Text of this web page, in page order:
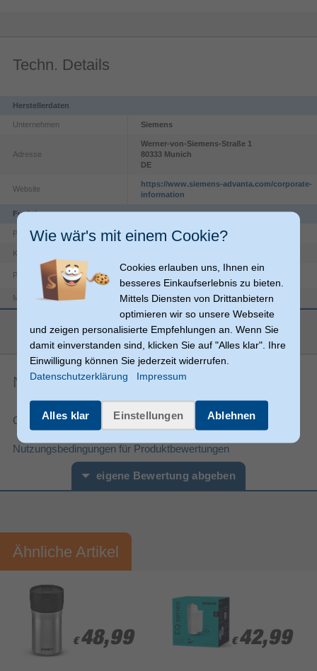
Techn. Details
Herstellerdaten
Unternehmen Siemens
Adresse
Werner-von-Siemens-Straße 1
80333 Munich
DE
Website
https://www.siemens-advanta.com/corporate-
information
Funktionen
Produkttyp Milchsystem
Kompatibilität
Produktfarbe
Markenkompatibilität Siemens
36479010057
mehr anzeigen
Noch keine Artikelbewertungen
Gesamtnote:
Nutzungsbedingungen für Produktbewertungen
eigene Bewertung abgeben
Ihre Bewertung:
Bitte mindestens 20 Wörter eingeben
Ihr Kommentar*
Ähnliche Artikel
€ 48,99
€ 48,99 € 42,99
€ 42,99
Wie wär's mit einem Cookie?
Cookies erlauben uns, Ihnen ein
besseres Einkaufserlebnis zu bieten.
Mittels Diensten von Drittanbietern
optimieren wir so unsere Webseite
und zeigen personalisierte Empfehlungen an. Wenn Sie
damit einverstanden sind, klicken Sie auf "Alles klar". Ihre
Einwilligung können Sie jederzeit widerrufen.
Datenschutzerklärung
Impressum
Alles klar Einstellungen Ablehnen